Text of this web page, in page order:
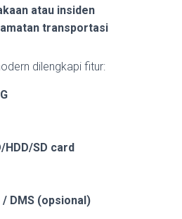
atau insiden
transportasi
dilengkapi fitur:
HDD/SD card
DMS (opsional)